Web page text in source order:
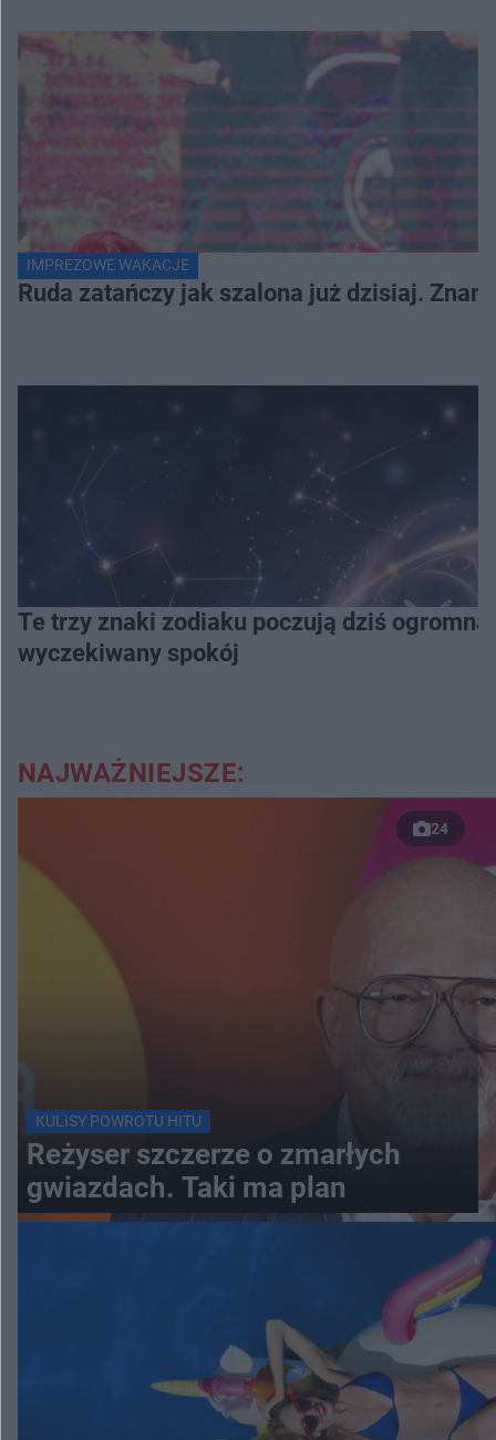
IMPREZOWE WAKACJE
Ruda zatańczy jak szalona już dzisiaj.
Te trzy znaki zodiaku poczują dziś
wyczekiwany spokój
NAJWAŻNIEJSZE:
24
KULISY POWROTU HITU
Reżyser szczerze o zmarłych
gwiazdach. Taki ma plan